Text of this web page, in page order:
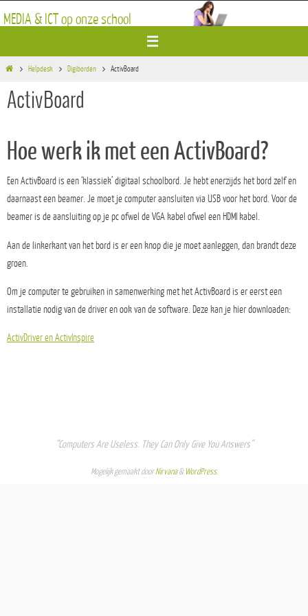
naar
MEDIA & ICT op onze school
HomeHelpdesk Digiborden ActivBoard
ActivBoard
Hoe werk ik met een ActivBoard?
Een ActivBoard is een ‘klassiek’ digitaal schoolbord. Je hebt enerzijds het bord zelf en
daarnaast een beamer. Je moet je computer aansluiten via USB voor het bord. Voor de
beamer is de aansluiting op je pc ofwel de VGA kabel ofwel een HDMI kabel.
Aan de linkerkant van het bord is er een knop die je moet aanleggen, dan brandt deze
groen.
Om je computer te gebruiken in samenwerking met het ActivBoard is er eerst een
installatie nodig van de driver en ook van de software. Deze kan je hier downloaden:
ActivDriver en ActivInspire
“Computers Are Useless. They Can Only Give You Answers”
Mogelijk gemaakt doorNirvana& WordPress.